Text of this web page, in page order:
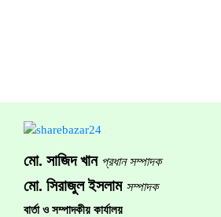
মো. সাজিদ খান প্রধান সম্পাদক
মো. সিরাজুল ইসলাম সম্পাদক
বার্তা ও সম্পাদকীয় কার্যালয়